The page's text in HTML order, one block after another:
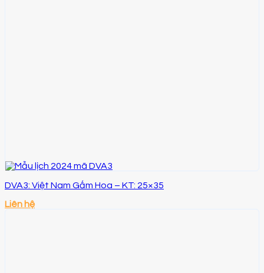
DVA3: Việt Nam Gấm Hoa – KT: 25×35
Liên hệ